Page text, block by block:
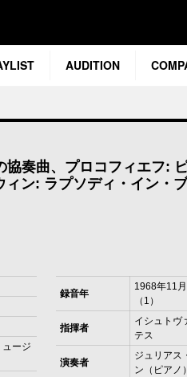
AUDITION
協奏曲、プロコフィエフ:
ィン: ラプソディ・イン・
ージ
録音年
1968年11
（1）
指揮者
イシュトヴ
テス
演奏者
ジュリアス
ン（ピアノ）